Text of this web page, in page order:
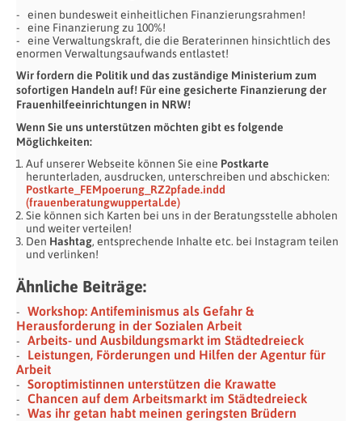
einen bundesweit einheitlichen Finanzierungsrahmen!
eine Finanzierung zu 100%!
eine Verwaltungskraft, die die Beraterinnen hinsichtlich des
enormen Verwaltungsaufwands entlastet!
Wir fordern die Politik und das zuständige Ministerium zum
sofortigen Handeln auf! Für eine gesicherte Finanzierung der
Frauenhilfeeinrichtungen in NRW!
Wenn Sie uns unterstützen möchten gibt es folgende
Möglichkeiten:
Auf unserer Webseite können Sie eine Postkarte
herunterladen, ausdrucken, unterschreiben und abschicken:
Postkarte_FEMpoerung_RZ2pfade.indd
(frauenberatungwuppertal.de)
Sie können sich Karten bei uns in der Beratungsstelle abholen
und weiter verteilen!
Den Hashtag, entsprechende Inhalte etc. bei Instagram teilen
und verlinken!
Ähnliche Beiträge:
Workshop: Antifeminismus als Gefahr &
Herausforderung in der Sozialen Arbeit
Arbeits- und Ausbildungsmarkt im Städtedreieck
Leistungen, Förderungen und Hilfen der Agentur für
Arbeit
Soroptimistinnen unterstützen die Krawatte
Chancen auf dem Arbeitsmarkt im Städtedreieck
Was ihr getan habt meinen geringsten Brüdern